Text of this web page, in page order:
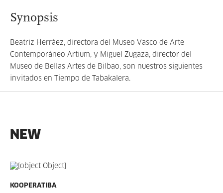
Synopsis
Beatriz Herráez, directora del Museo Vasco de Arte
Contemporáneo Artium, y Miguel Zugaza, director del
Museo de Bellas Artes de Bilbao, son nuestros siguientes
invitados en Tiempo de Tabakalera.
NEW
KOOPERATIBA